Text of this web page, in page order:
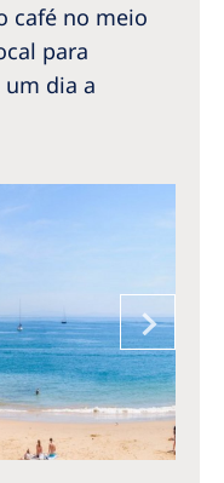
café no meio
para
dia a